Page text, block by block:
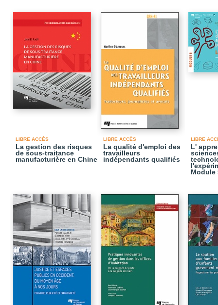
LIBRE ACCÈS
La gestion des risques
de sous-traitance
manufacturière en Chine
LIBRE ACCÈS
La qualité d'emploi des
travailleurs
indépendants qualifiés
LIBRE
L'
Module